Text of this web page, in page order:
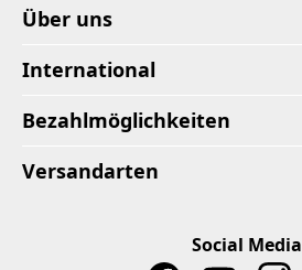
Über uns
International
Bezahlmöglichkeiten
Versandarten
Social Media